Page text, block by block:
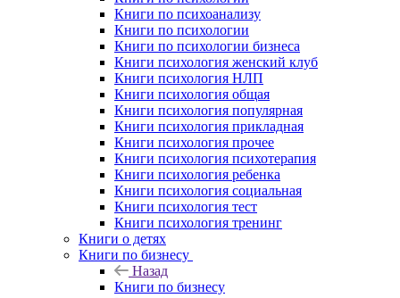
Книги по психоанализу
Книги по психологии
Книги по психологии бизнеса
Книги психология женский клуб
Книги психология НЛП
Книги психология общая
Книги психология популярная
Книги психология прикладная
Книги психология прочее
Книги психология психотерапия
Книги психология ребенка
Книги психология социальная
Книги психология тест
Книги психология тренинг
Книги о детях
Книги по бизнесу
Назад
Книги по бизнесу